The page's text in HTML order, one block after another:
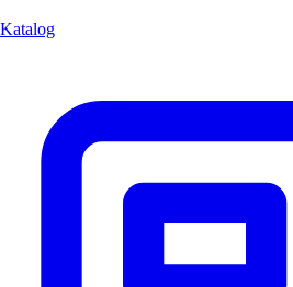
Katalog